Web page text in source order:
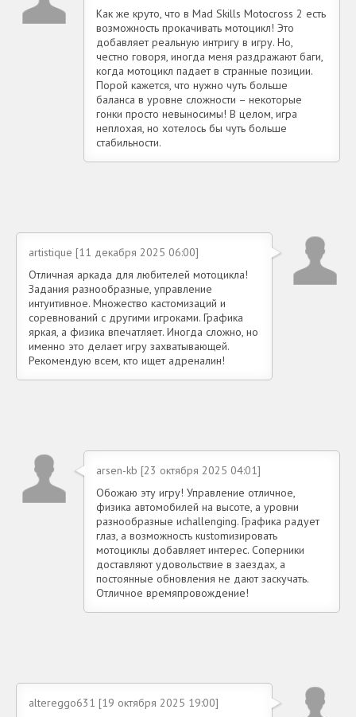
Как же круто, что в Mad Skills Motocross 2 есть
возможность прокачивать мотоцикл! Это
добавляет реальную интригу в игру. Но,
честно говоря, иногда меня раздражают баги,
когда мотоцикл падает в странные позиции.
Порой кажется, что нужно чуть больше
баланса в уровне сложности – некоторые
гонки просто невыносимы! В целом, игра
неплохая, но хотелось бы чуть больше
стабильности.
artistique [11 декабря 2025 06:00]
Отличная аркада для любителей мотоцикла!
Задания разнообразные, управление
интуитивное. Множество кастомизаций и
соревнований с другими игроками. Графика
яркая, а физика впечатляет. Иногда сложно, но
именно это делает игру захватывающей.
Рекомендую всем, кто ищет адреналин!
arsen-kb [23 октября 2025 04:01]
Обожаю эту игру! Управление отличное,
физика автомобилей на высоте, а уровни
разнообразные иchallenging. Графика радует
глаз, а возможность кustomизировать
мотоциклы добавляет интерес. Соперники
доставляют удовольствие в заездах, а
постоянные обновления не дают заскучать.
Отличное времяпровождение!
altereggo631 [19 октября 2025 19:00]